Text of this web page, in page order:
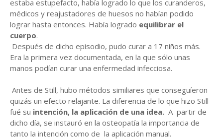
estaba estupefacto, había logrado lo que los curanderos,
médicos y reajustadores de huesos no habían podido
lograr hasta entonces. Había logrado equilibrar el
cuerpo.
Después de dicho episodio, pudo curar a 17 niños más.
Era la primera vez documentada, en la que sólo unas
manos podían curar una enfermedad infecciosa.
Antes de Still, hubo métodos similiares que conseguíeron
quizás un efecto relajante. La diferencia de lo que hizo Still
fué su intención, la aplicación de una idea. A partir de
dicho día, se instauró en la osteopatía la importancia de
tanto la intención como de la aplicación manual.